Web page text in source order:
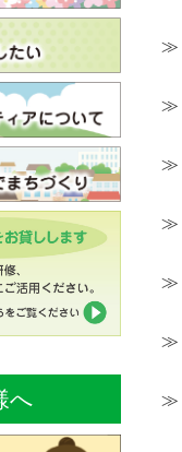
≫
≫
≫
≫
≫
≫
≫
へ